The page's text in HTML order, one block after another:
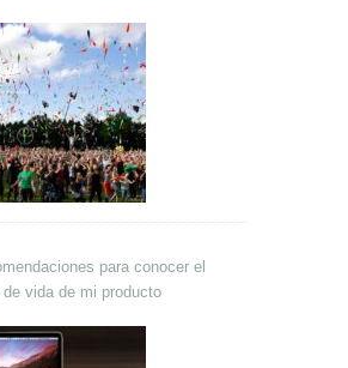
para conocer el
vida de mi producto